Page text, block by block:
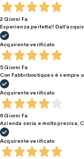
2 Giorni Fa
Esperienza perfetta!!
Acquirente verificato
5 Giorni Fa
Con Fabbriboutiques è sempre
Acquirente verificato
6 Giorni Fa
Azienda seria e molto precisa.
Acquirente verificato